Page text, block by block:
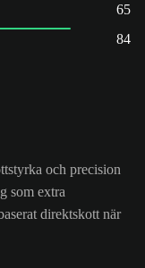
65
84
och precision
som extra
direktskott när